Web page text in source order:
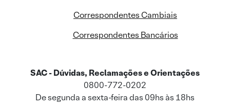
Correspondentes Cambiais
Correspondentes Bancários
SAC - Dúvidas, Reclamações e Orientações
0800-772-0202
De segunda a sexta-feira das 09hs às 18hs